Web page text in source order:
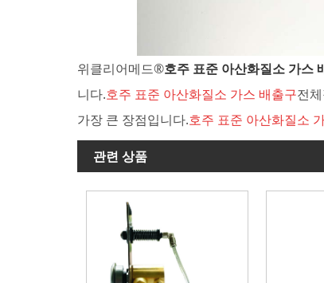
위클리어메드®호주 표준 아산화질소 가스
니다.호주 표준 아산화질소 가스 배출구전
가장 큰 장점입니다.호주 표준 아산화질소
관련 상품